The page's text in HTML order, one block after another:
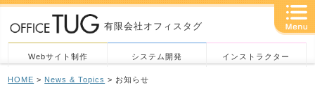
有限会社オフィスタグ
Webサイト制作 システム開発 インストラクター
HOME > News & Topics > お知らせ